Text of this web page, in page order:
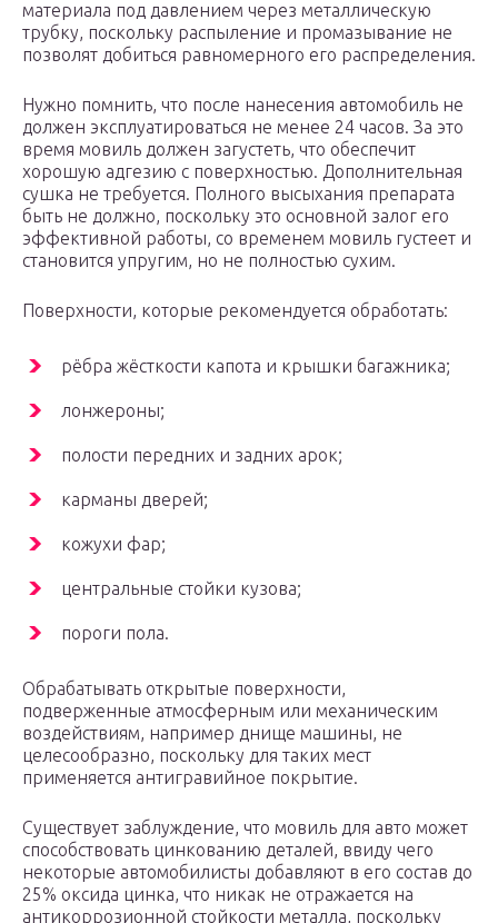
материала под давлением через металлическую
трубку, поскольку распыление и промазывание не
позволят добиться равномерного его распределения.
Нужно помнить, что после нанесения автомобиль не
должен эксплуатироваться не менее 24 часов. За это
время мовиль должен загустеть, что обеспечит
хорошую адгезию с поверхностью. Дополнительная
сушка не требуется. Полного высыхания препарата
быть не должно, поскольку это основной залог его
эффективной работы, со временем мовиль густеет и
становится упругим, но не полностью сухим.
Поверхности, которые рекомендуется обработать:
рёбра жёсткости капота и крышки багажника;
лонжероны;
полости передних и задних арок;
карманы дверей;
кожухи фар;
центральные стойки кузова;
пороги пола.
Обрабатывать открытые поверхности,
подверженные атмосферным или механическим
воздействиям, например днище машины, не
целесообразно, поскольку для таких мест
применяется антигравийное покрытие.
Существует заблуждение, что мовиль для авто может
способствовать цинкованию деталей, ввиду чего
некоторые автомобилисты добавляют в его состав до
25% оксида цинка, что никак не отражается на
антикоррозионной стойкости металла, поскольку